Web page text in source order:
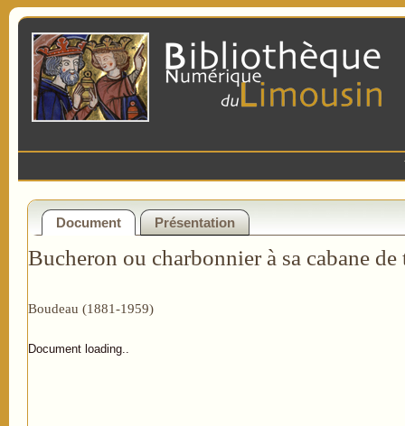
Document Présentation
Bucheron ou charbonnier à sa cabane
Boudeau (1881-1959)
Document loading..